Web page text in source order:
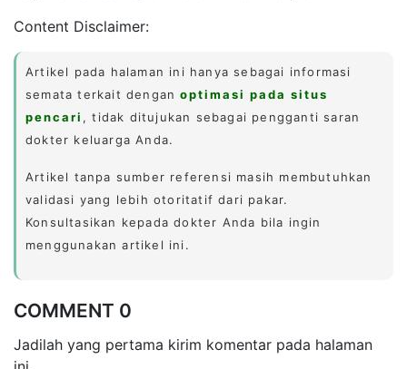
Content Disclaimer:
Artikel pada halaman ini hanya sebagai informasi
semata terkait denganoptimasi pada situs
pencari , tidak ditujukan sebagai pengganti saran
dokter keluarga Anda.
Artikel tanpa sumber referensi masih membutuhkan
validasi yang lebih otoritatif dari pakar.
Konsultasikan kepada dokter Anda bila ingin
menggunakan artikel ini.
COMMENT 0
Jadilah yang pertama kirim komentar pada halaman